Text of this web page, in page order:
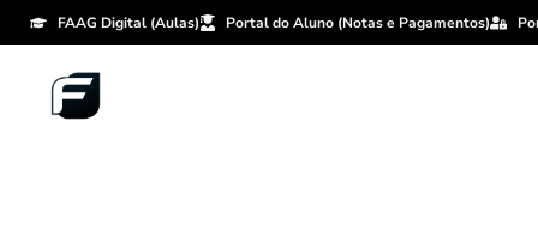
FAAG Digital (Aulas) Portal do Aluno (Notas e Pagamentos)